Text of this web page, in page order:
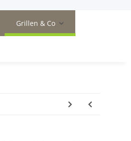
Grillen & Co